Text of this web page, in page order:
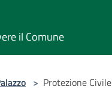
il Comune
> Protezione Civile